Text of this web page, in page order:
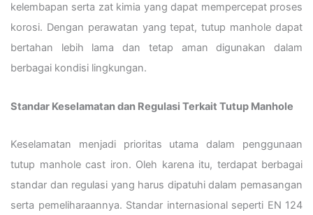
kelembapan serta zat kimia yang dapat mempercepat proses
korosi. Dengan perawatan yang tepat, tutup manhole dapat
bertahan lebih lama dan tetap aman digunakan dalam
berbagai kondisi lingkungan.
Standar Keselamatan dan Regulasi Terkait Tutup Manhole
Keselamatan menjadi prioritas utama dalam penggunaan
tutup manhole cast iron. Oleh karena itu, terdapat berbagai
standar dan regulasi yang harus dipatuhi dalam pemasangan
serta pemeliharaannya. Standar internasional seperti EN 124